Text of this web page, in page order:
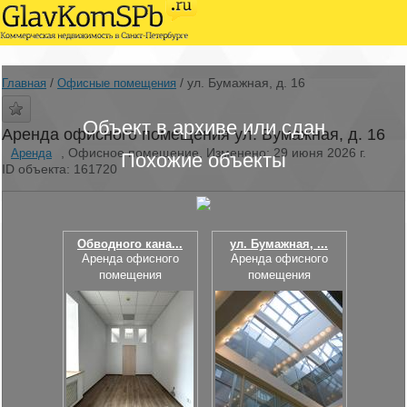
Объект в архиве или сдан
Похожие объекты
Обводного кана...
Аренда офисного
помещения
ул. Бумажная, ...
Аренда офисного
помещения
Главная / Офисные помещения / ул. Бумажная, д. 16
Аренда офисного помещения ул. Бумажная, д. 16
Аренда
, Офисное помещение, Изменено: 29 июня 2026 г.
ID объекта: 161720